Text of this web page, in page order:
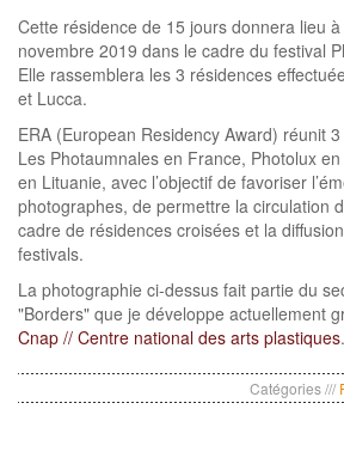
Cette résidence de 15 jours donnera lieu
novembre 2019 dans le cadre du festival
Elle rassemblera les 3 résidences
et Lucca.
ERA (European Residency Award) réunit
Les Photaumnales en France, Photolux
en Lituanie, avec l’objectif de favoriser
photographes, de permettre la circulation
cadre de résidences croisées et la
festivals.
La photographie ci-dessus fait partie du
"Borders" que je développe actuellement
Cnap // Centre national des arts plastiques.
Catégories ///